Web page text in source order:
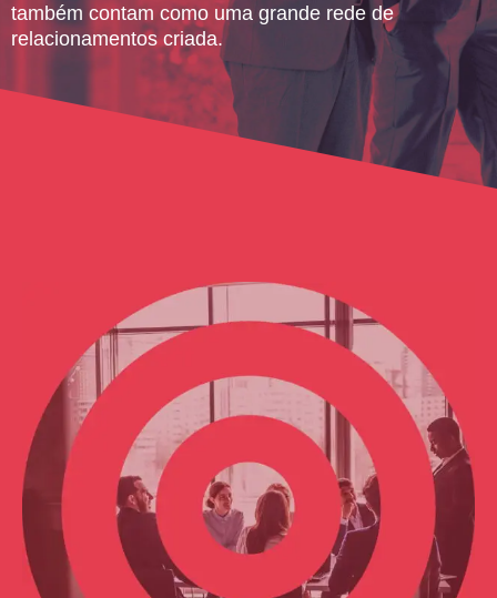
também contam como uma grande rede de
relacionamentos criada.